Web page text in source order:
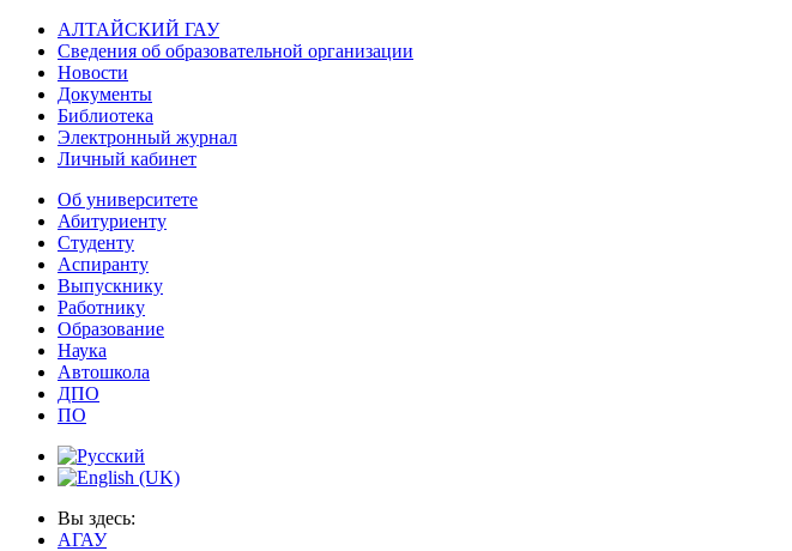
АЛТАЙСКИЙ ГАУ
Сведения об образовательной организации
Новости
Документы
Библиотека
Электронный журнал
Личный кабинет
Об университете
Абитуриенту
Студенту
Аспиранту
Выпускнику
Работнику
Образование
Наука
Автошкола
ДПО
ПО
Вы здесь:
АГАУ